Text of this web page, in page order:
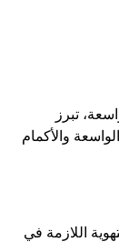
تبرز
والأكمام
اللازمة في